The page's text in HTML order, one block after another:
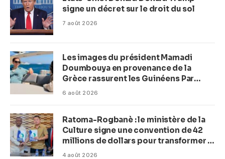
signe un décret sur le droit du sol
7 août 2026
Les images du président Mamadi
Doumbouya en provenance de la
Grèce rassurent les Guinéens Par
(Macka Baldé)
6 août 2026
Ratoma-Rogbanè : le ministère de la
Culture signe une convention de 42
millions de dollars pour transformer la
plage en complexe balnéaire
4 août 2026